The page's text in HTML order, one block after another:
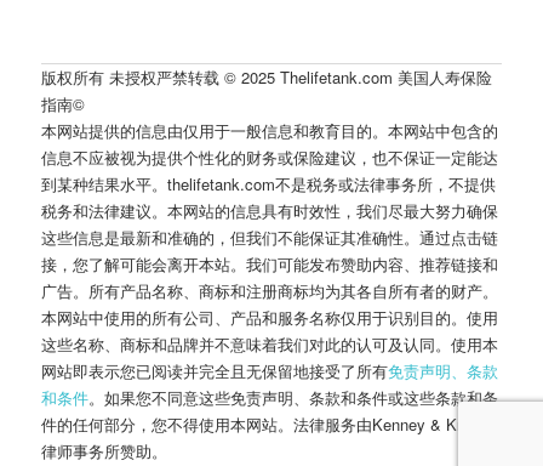
版权所有 未授权严禁转载 © 2025 Thelifetank.com 美国人寿保险
指南©️
本网站提供的信息由仅用于一般信息和教育目的。本网站中包含的
信息不应被视为提供个性化的财务或保险建议，也不保证一定能达
到某种结果水平。thelifetank.com不是税务或法律事务所，不提供
税务和法律建议。本网站的信息具有时效性，我们尽最大努力确保
这些信息是最新和准确的，但我们不能保证其准确性。通过点击链
接，您了解可能会离开本站。我们可能发布赞助内容、推荐链接和
广告。所有产品名称、商标和注册商标均为其各自所有者的财产。
本网站中使用的所有公司、产品和服务名称仅用于识别目的。使用
这些名称、商标和品牌并不意味着我们对此的认可及认同。使用本
网站即表示您已阅读并完全且无保留地接受了所有免责声明、条款
和条件。如果您不同意这些免责声明、条款和条件或这些条款和条
件的任何部分，您不得使用本网站。法律服务由Kenney & Kropff
律师事务所赞助。